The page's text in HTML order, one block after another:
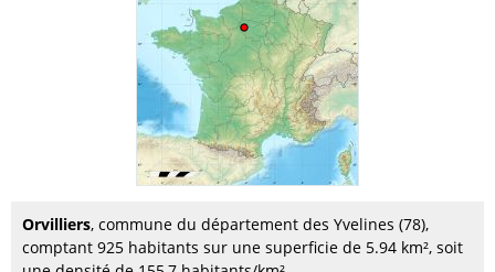
Orvilliers, commune du département des Yvelines (78),
comptant 925 habitants sur une superficie de 5.94 km², soit